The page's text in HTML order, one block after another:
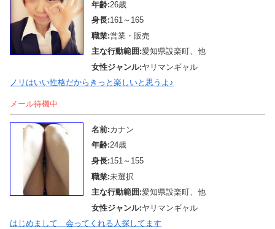
年齢:26歳
身長:161～165
職業:営業・販売
主な行動範囲:愛知県設楽町、他
女性ジャンル:ヤリマンギャル
ノリはいい性格だからきっと楽しいと思うよ♪
メール待機中
名前:カナン
年齢:24歳
身長:151～155
職業:未選択
主な行動範囲:愛知県設楽町、他
女性ジャンル:ヤリマンギャル
はじめまして 会ってくれる人探してます